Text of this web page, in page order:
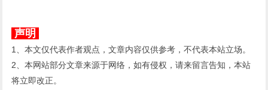
声明
1、本文仅代表作者观点，文章内容仅供参考，不代表本站立场。
2、本网站部分文章来源于网络，如有侵权，请来留言告知，本站
将立即改正。